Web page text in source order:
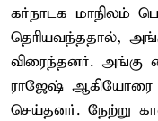
கர்நாடக மாநிலம்
தெரியவந்ததால்,
விரைந்தனர். அங்கு
ராஜேஷ் ஆகியோரை
செய்தனர். நேற்று